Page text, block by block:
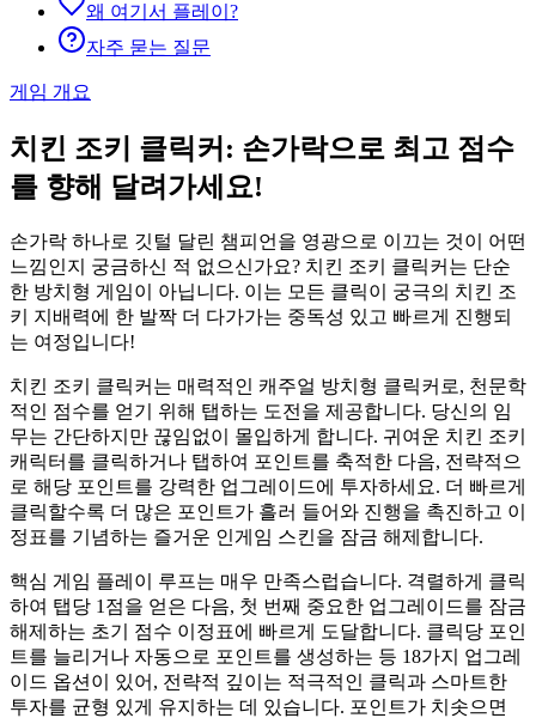
왜 여기서 플레이?
자주 묻는 질문
게임 개요
치킨 조키 클릭커: 손가락으로 최고 점수
를 향해 달려가세요!
손가락 하나로 깃털 달린 챔피언을 영광으로 이끄는 것이 어떤
느낌인지 궁금하신 적 없으신가요? 치킨 조키 클릭커는 단순
한 방치형 게임이 아닙니다. 이는 모든 클릭이 궁극의 치킨 조
키 지배력에 한 발짝 더 다가가는 중독성 있고 빠르게 진행되
는 여정입니다!
치킨 조키 클릭커는 매력적인 캐주얼 방치형 클릭커로, 천문학
적인 점수를 얻기 위해 탭하는 도전을 제공합니다. 당신의 임
무는 간단하지만 끊임없이 몰입하게 합니다. 귀여운 치킨 조키
캐릭터를 클릭하거나 탭하여 포인트를 축적한 다음, 전략적으
로 해당 포인트를 강력한 업그레이드에 투자하세요. 더 빠르게
클릭할수록 더 많은 포인트가 흘러 들어와 진행을 촉진하고 이
정표를 기념하는 즐거운 인게임 스킨을 잠금 해제합니다.
핵심 게임 플레이 루프는 매우 만족스럽습니다. 격렬하게 클릭
하여 탭당 1점을 얻은 다음, 첫 번째 중요한 업그레이드를 잠금
해제하는 초기 점수 이정표에 빠르게 도달합니다. 클릭당 포인
트를 늘리거나 자동으로 포인트를 생성하는 등 18가지 업그레
이드 옵션이 있어, 전략적 깊이는 적극적인 클릭과 스마트한
투자를 균형 있게 유지하는 데 있습니다. 포인트가 치솟으면